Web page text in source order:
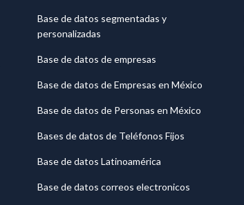
Base de datos segmentadas y
personalizadas
Base de datos de empresas
Base de datos de Empresas en México
Base de datos de Personas en México
Bases de datos de Teléfonos Fijos
Base de datos Latinoamérica
Base de datos correos electronicos